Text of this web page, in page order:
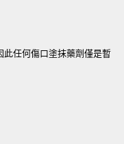
此任何傷口塗抹藥劑僅是暫